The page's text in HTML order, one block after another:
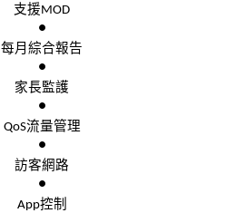
支援MOD
●
每月綜合報告
●
家長監護
●
QoS流量管理
●
訪客網路
●
App控制